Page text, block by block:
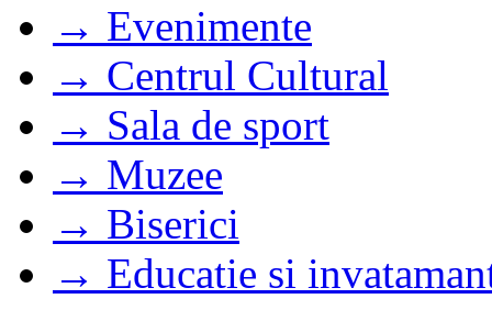
→ Evenimente
→ Centrul Cultural
→ Sala de sport
→ Muzee
→ Biserici
→ Educatie si